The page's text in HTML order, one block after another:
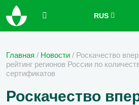
RUS
Главная / Новости / Роскачество
рейтинг регионов России по
сертификатов
Роскачество